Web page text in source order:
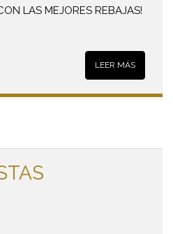
LAS MEJORES REBAJAS!
LEER MÁS